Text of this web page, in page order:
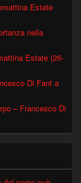
Estate
nella
Estate (26-
Di Fant a
– Francesco Di